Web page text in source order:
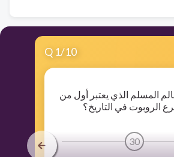
Q 1/10
المسلم الذي يعتبر أول من
الروبوت في التاريخ؟
30